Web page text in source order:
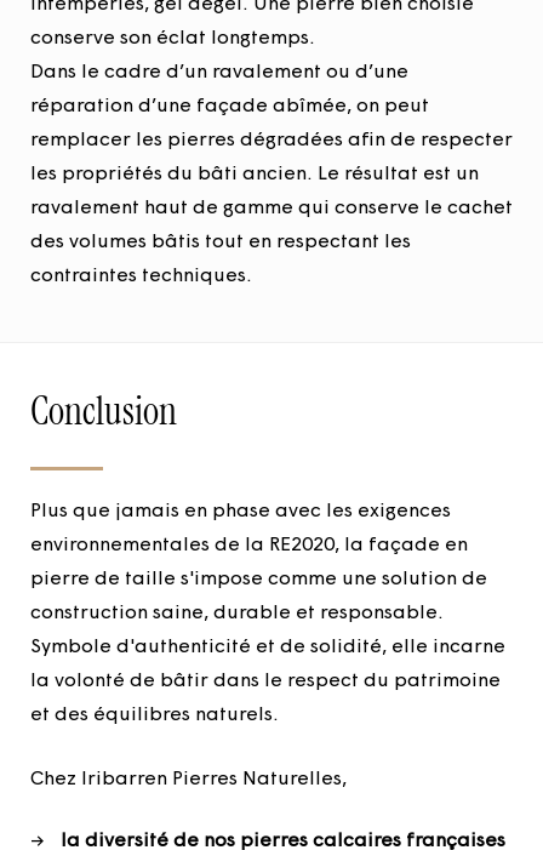
intempéries, gel dégel. Une pierre bien choisie
conserve son éclat longtemps.
Dans le cadre d’un ravalement ou d’une
réparation d’une façade abîmée, on peut
remplacer les pierres dégradées afin de respecter
les propriétés du bâti ancien. Le résultat est un
ravalement haut de gamme qui conserve le cachet
des volumes bâtis tout en respectant les
contraintes techniques.
Conclusion
Plus que jamais en phase avec les exigences
environnementales de la RE2020, la façade en
pierre de taille s'impose comme une solution de
construction saine, durable et responsable.
Symbole d'authenticité et de solidité, elle incarne
la volonté de bâtir dans le respect du patrimoine
et des équilibres naturels.
Chez Iribarren Pierres Naturelles,
la diversité de nos pierres calcaires françaises